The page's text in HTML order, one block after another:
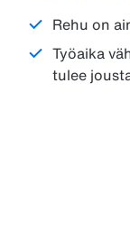
Rehu on
Työaika
tulee